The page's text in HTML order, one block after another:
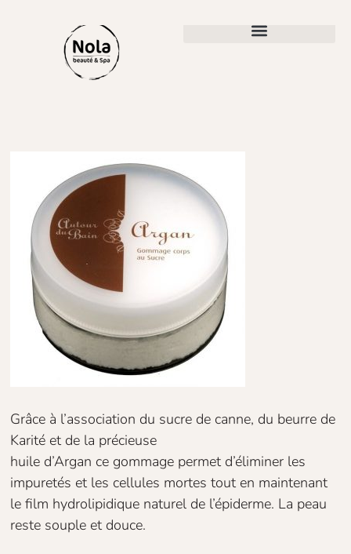
Grâce à l’association du sucre de canne, du beurre de
Karité et de la précieuse
huile d’Argan ce gommage permet d’éliminer les
impuretés et les cellules mortes tout en maintenant
le film hydrolipidique naturel de l’épiderme. La peau
reste souple et douce.